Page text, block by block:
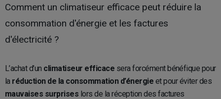
Comment un climatiseur efficace peut réduire la
consommation d'énergie et les factures
d'électricité ?
L’achat d’un climatiseur efficace sera forcément bénéfique pour
la réduction de la consommation d’énergie et pour éviter des
mauvaises surprises lors de la réception des factures